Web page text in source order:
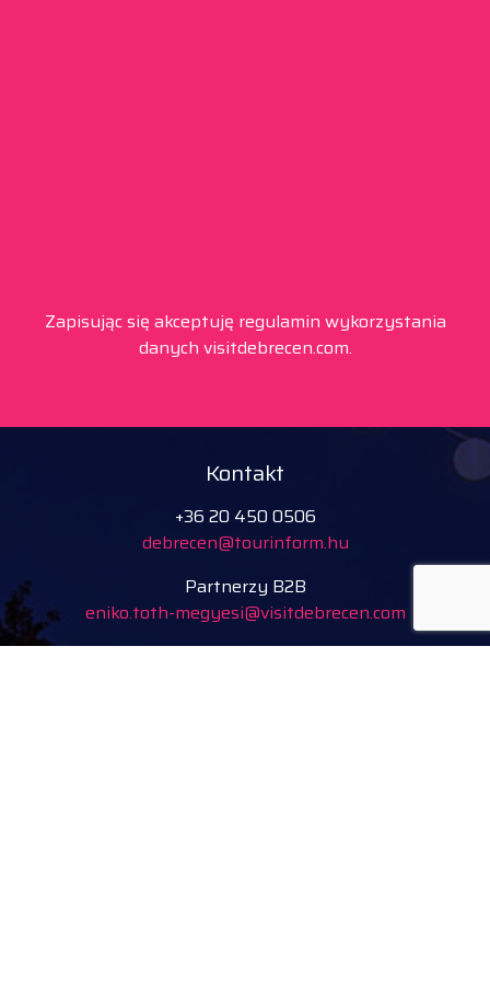
Zapisując się akceptuję regulamin wykorzystania
danych visitdebrecen.com.
Kontakt
+36 20 450 0506
debrecen@tourinform.hu
Partnerzy B2B
eniko.toth-megyesi@visitdebrecen.com
Informacje